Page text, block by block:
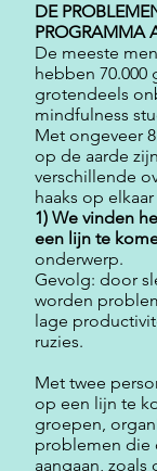
DE
PROGRAMMA
De meeste
hebben 70.000
grotendeels
mindfulness
Met ongeveer
op de aarde
verschillende
haaks op elkaar
1) We vinden
een lijn te
onderwerp.
Gevolg: door
worden
lage
ruzies.
Met twee
op een lijn te
groepen,
problemen die
aangaan, zoals